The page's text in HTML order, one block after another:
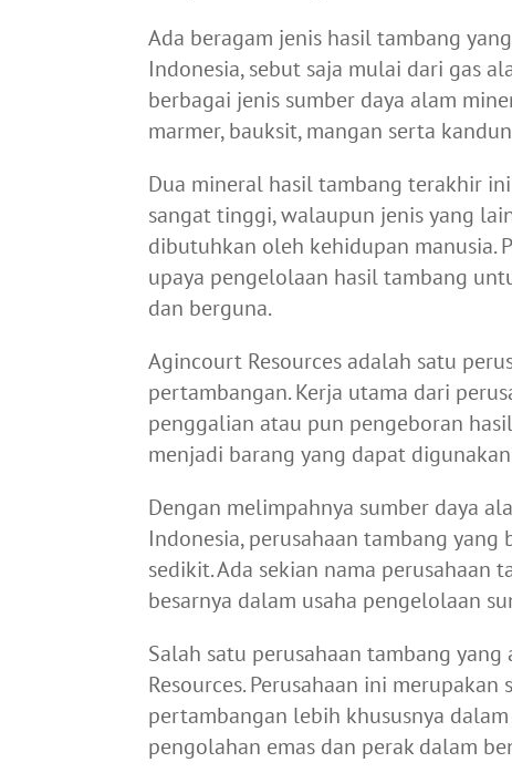
Ada beragam jenis hasil tambang
Indonesia, sebut saja mulai dari gas
berbagai jenis sumber daya alam
marmer, bauksit, mangan serta
Dua mineral hasil tambang terakhir
sangat tinggi, walaupun jenis yang
dibutuhkan oleh kehidupan manusia.
upaya pengelolaan hasil tambang
dan berguna.
Agincourt Resources adalah satu
pertambangan. Kerja utama dari
penggalian atau pun pengeboran
menjadi barang yang dapat
Dengan melimpahnya sumber daya
Indonesia, perusahaan tambang
sedikit. Ada sekian nama
besarnya dalam usaha pengelolaan
Salah satu perusahaan tambang
Resources. Perusahaan ini
pertambangan lebih khususnya
pengolahan emas dan perak dalam